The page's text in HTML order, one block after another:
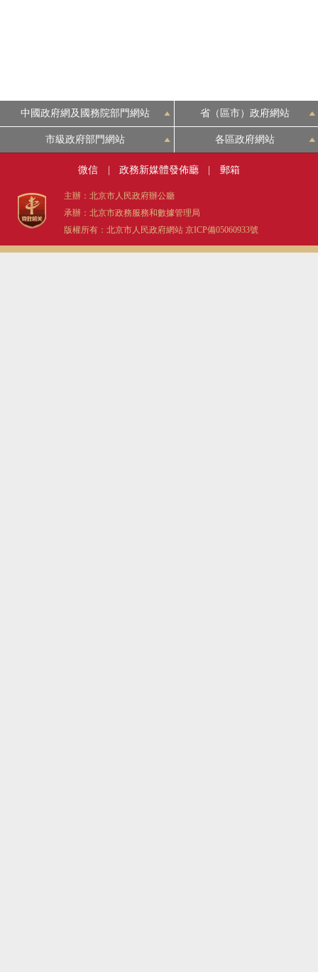
中國政府網及國務院部門網站 省（區市）政府網站
市級政府部門網站 各區政府網站
微信 政務新媒體發佈廳 郵箱
主辦：北京市人民政府辦公廳
承辦：北京市政務服務和數據管理局
版權所有：北京市人民政府網站 京ICP備05060933號